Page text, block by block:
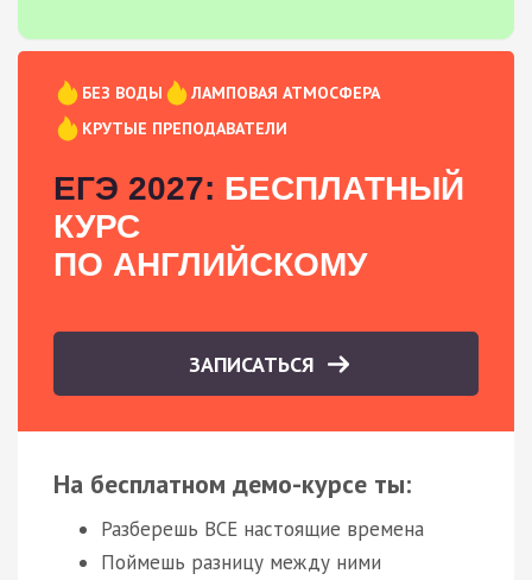
БЕЗ ВОДЫ
ЛАМПОВАЯ АТМОСФЕРА
КРУТЫЕ ПРЕПОДАВАТЕЛИ
ЕГЭ 2027: БЕСПЛАТНЫЙ
КУРС
ПО АНГЛИЙСКОМУ
ЗАПИСАТЬСЯ
На бесплатном демо-курсе ты:
Разберешь ВСЕ настоящие времена
Поймешь разницу между ними